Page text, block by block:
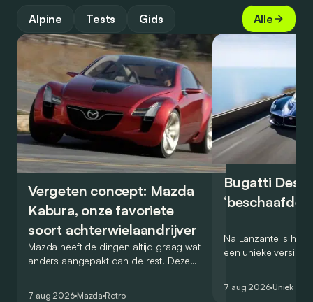
Alpine Tests Gids Alle
Vergeten concept: Mazda
Kabura, onze favoriete
soort achterwielaandrijver
Mazda heeft de dingen altijd graag wat
anders aangepakt dan de rest. Deze
7 aug 2026 Mazda Retro
Bugatti
‘beschaafde’
Na Lanzante is het
een unieke versie
7 aug 2026 Uniek